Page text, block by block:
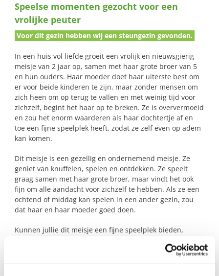
naar:
Speelse momenten gezocht voor een
vrolijke peuter
Voor dit gezin hebben wij een steungezin gevonden.
In een huis vol liefde groeit een vrolijk en nieuwsgierig
meisje van 2 jaar op, samen met haar grote broer van 5
en hun ouders. Haar moeder doet haar uiterste best om
er voor beide kinderen te zijn, maar zonder mensen om
zich heen om op terug te vallen en met weinig tijd voor
zichzelf, begint het haar op te breken. Ze is oververmoeid
en zou het enorm waarderen als haar dochtertje af en
toe een fijne speelplek heeft, zodat ze zelf even op adem
kan komen.
Dit meisje is een gezellig en ondernemend meisje. Ze
geniet van knuffelen, spelen en ontdekken. Ze speelt
graag samen met haar grote broer, maar vindt het ook
fijn om alle aandacht voor zichzelf te hebben. Als ze een
ochtend of middag kan spelen in een ander gezin, zou
dat haar en haar moeder goed doen.
Kunnen jullie dit meisje een fijne speelplek bieden,